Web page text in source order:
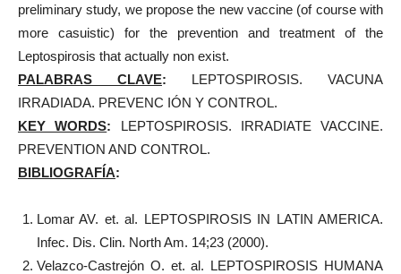
preliminary study, we propose the new vaccine (of course with
more casuistic) for the prevention and treatment of the
Leptospirosis that actually non exist.
PALABRAS CLAVE: LEPTOSPIROSIS. VACUNA
IRRADIADA. PREVENC IÓN Y CONTROL.
KEY WORDS: LEPTOSPIROSIS. IRRADIATE VACCINE.
PREVENTION AND CONTROL.
BIBLIOGRAFÍA:
Lomar AV. et. al. LEPTOSPIROSIS IN LATIN AMERICA.
Infec. Dis. Clin. North Am. 14;23 (2000).
Velazco-Castrejón O. et. al. LEPTOSPIROSIS HUMANA